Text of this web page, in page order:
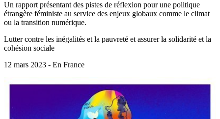
Un rapport présentant des pistes de réflexion pour une politique
étrangère féministe au service des enjeux globaux comme le climat
ou la transition numérique.
Lutter contre les inégalités et la pauvreté et assurer la solidarité et la
cohésion sociale
12 mars 2023 - En France